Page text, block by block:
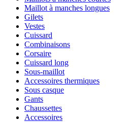
Maillot à manches longues
Gilets
Vestes
Cuissard
Combinaisons
Corsaire
Cuissard long
Sous-maillot
Accessoires thermiques
Sous casque
Gants
Chaussettes
Accessoires